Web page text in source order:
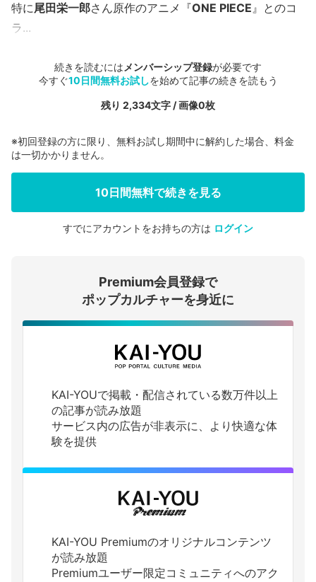
特に尾田栄一郎さん原作のアニメ『ONE PIECE』とのコ
ラ...
続きを読むには メンバーシップ登録が必要です
今すぐ10日間無料お試しを始めて記事の続きを読もう
残り 2,334文字 / 画像0枚
会員登録する
ログインする
※初回登録の方に限り、無料お試し期間中に解約した場合、料金
は一切かかりません。
10日間無料で続きを見る
すでにアカウントをお持ちの方は ログイン
Premium会員登録で
ポップカルチャーを身近に
KAI-YOUで掲載・配信されている数万件以上
の記事が読み放題
サービス内の広告が非表示に、より快適な体
験を提供
KAI-YOU Premiumのオリジナルコンテンツ
が読み放題
Premiumユーザー限定コミュニティへのアク